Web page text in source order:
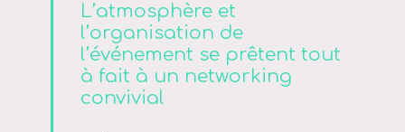
L’atmosphère et
l’organisation de
l’événement se prêtent tout
à fait à un networking
convivial